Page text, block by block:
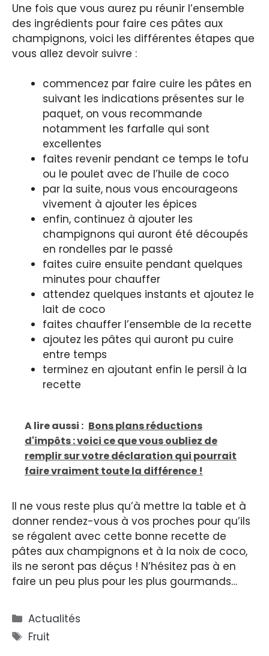
Une fois que vous aurez pu réunir l’ensemble
des ingrédients pour faire ces pâtes aux
champignons, voici les différentes étapes que
vous allez devoir suivre :
commencez par faire cuire les pâtes en
suivant les indications présentes sur le
paquet, on vous recommande
notamment les farfalle qui sont
excellentes
faites revenir pendant ce temps le tofu
ou le poulet avec de l’huile de coco
par la suite, nous vous encourageons
vivement à ajouter les épices
enfin, continuez à ajouter les
champignons qui auront été découpés
en rondelles par le passé
faites cuire ensuite pendant quelques
minutes pour chauffer
attendez quelques instants et ajoutez le
lait de coco
faites chauffer l’ensemble de la recette
ajoutez les pâtes qui auront pu cuire
entre temps
terminez en ajoutant enfin le persil à la
recette
A lire aussi : Bons plans réductions
d'impôts : voici ce que vous oubliez de
remplir sur votre déclaration qui pourrait
faire vraiment toute la différence !
Il ne vous reste plus qu’à mettre la table et à
donner rendez-vous à vos proches pour qu’ils
se régalent avec cette bonne recette de
pâtes aux champignons et à la noix de coco,
ils ne seront pas déçus ! N’hésitez pas à en
faire un peu plus pour les plus gourmands…
Catégories
Actualités
Étiquettes
Fruit